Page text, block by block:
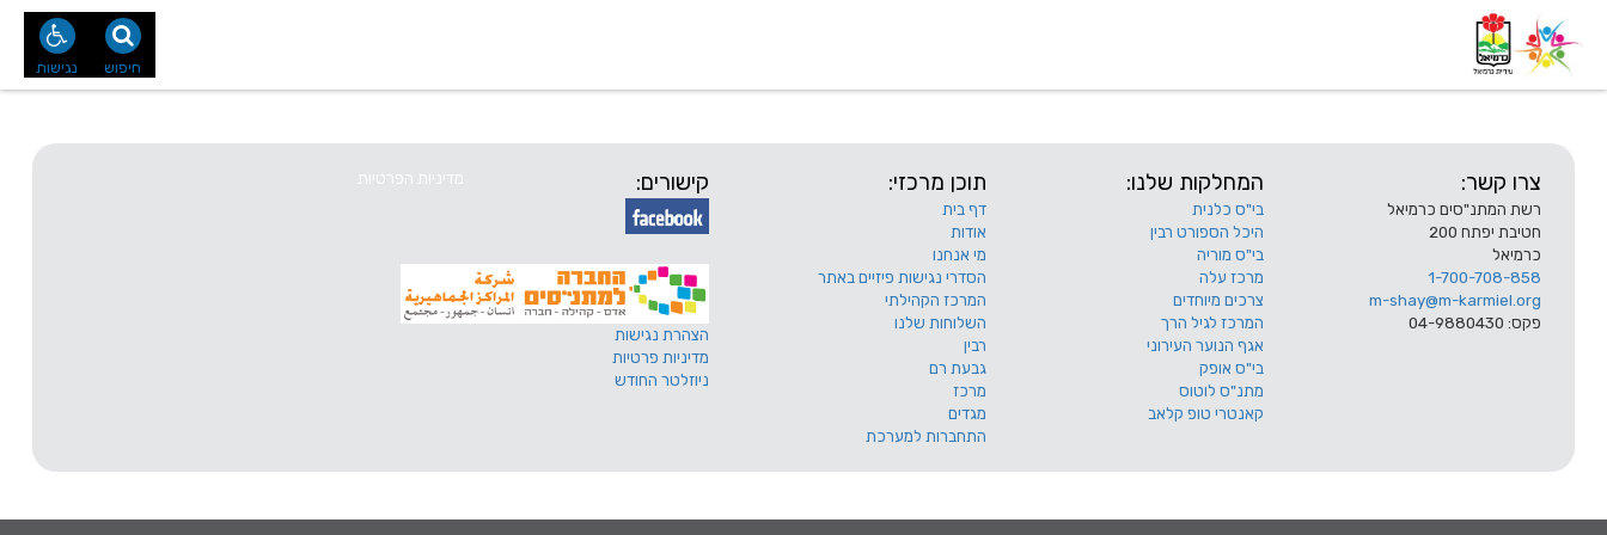
נגישות חיפוש
צרו קשר:
רשת המתנ"סים כרמיאל
חטיבת יפתח 200
כרמיאל
1-700-708-858
m-shay@m-karmiel.org
פקס: 04-9880430
המחלקות שלנו:
בי"ס כלנית
היכל הספורט רבין
בי"ס מוריה
מרכז עלה
צרכים מיוחדים
המרכז לגיל הרך
אגף הנוער העירוני
בי"ס אופק
מתנ"ס לוטוס
קאנטרי טופ קלאב
תוכן מרכזי:
דף בית
אודות
מי אנחנו
הסדרי נגישות פיזיים באתר
המרכז הקהילתי
השלוחות שלנו
רבין
גבעת רם
מרכז
מגדים
התחברות למערכת
קישורים:
הצהרת נגישות
מדיניות פרטיות
ניוזלטר החודש
מדיניות הפרטיות